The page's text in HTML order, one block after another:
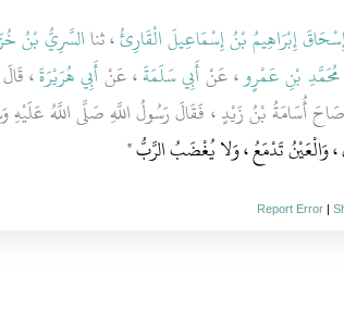
إِبْرَاهِيمُ بْنُ إِسْمَاعِيلَ الْقَارِئُ، ثناالسَّرِيُّ بْنُ
مُحَمَّدِ بْنِ عَمْرٍو، عَنْأَبِي سَلَمَةَ، عَنْأَبِي هُرَيْرَةَ،
أُسَامَةُ بْنُ زَيْدٍ ، فَقَالَ رَسُولُ اللَّهِ صَلَّى اللَّهُ عَلَيْهِ
وَالْعَيْنُ تَدْمَعُ ، وَلا يُغْضَبُ الرَّبُّ "
Report Error |